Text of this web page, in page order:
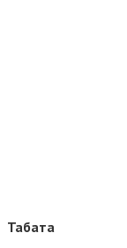
Табата